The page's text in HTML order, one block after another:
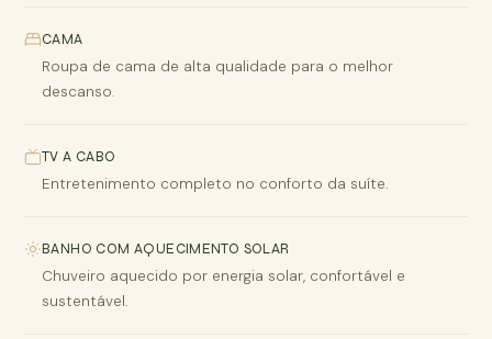
CAMA
Roupa de cama de alta qualidade para o melhor
descanso.
TV A CABO
Entretenimento completo no conforto da suíte.
BANHO COM AQUECIMENTO SOLAR
Chuveiro aquecido por energia solar, confortável e
sustentável.